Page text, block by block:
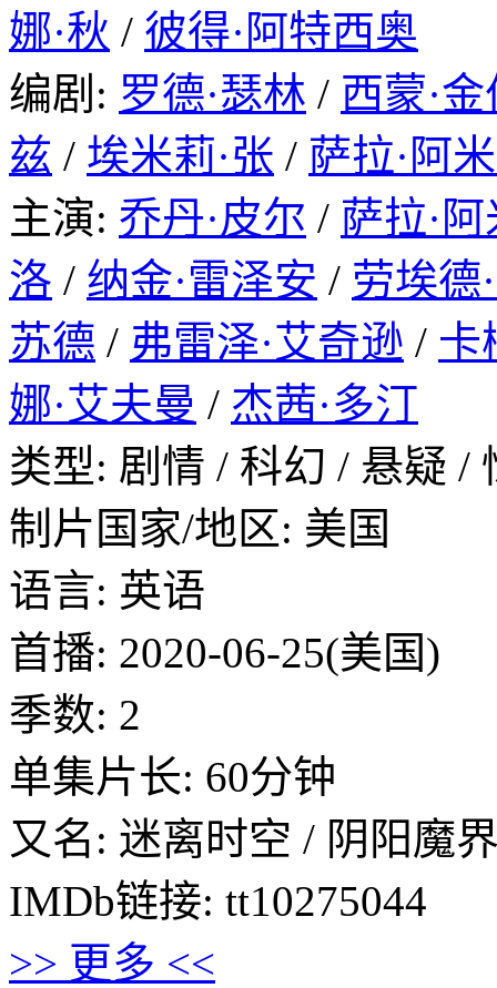
娜·秋 / 彼得·阿特西奥
编剧: 罗德·瑟林 / 西蒙·
兹 / 埃米莉·张 / 萨拉·阿
主演: 乔丹·皮尔 / 萨拉·
洛 / 纳金·雷泽安 / 劳埃德
苏德 / 弗雷泽·艾奇逊 / 卡
娜·艾夫曼 / 杰茜·多汀
类型: 剧情 / 科幻 / 悬疑 /
制片国家/地区: 美国
语言: 英语
首播: 2020-06-25(美国)
季数: 2
单集片长: 60分钟
又名: 迷离时空 / 阴阳魔
IMDb链接: tt10275044
>> 更多 <<